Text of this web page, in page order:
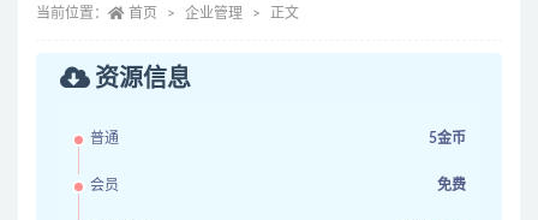
当前位置： 首页 企业管理 正文
资源信息
普通 5金币
会员 免费